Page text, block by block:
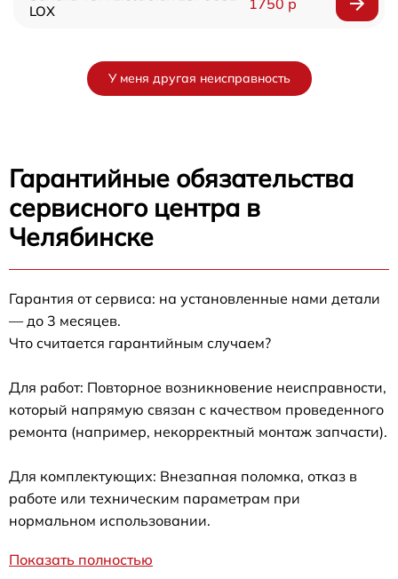
LOX
1750 р
У меня другая неисправность
Гарантийные обязательства
сервисного центра в
Челябинске
Гарантия от сервиса: на установленные нами детали
— до 3 месяцев.
Что считается гарантийным случаем?
Для работ: Повторное возникновение неисправности,
который напрямую связан с качеством проведенного
ремонта (например, некорректный монтаж запчасти).
Для комплектующих: Внезапная поломка, отказ в
работе или техническим параметрам при
нормальном использовании.
Показать полностью